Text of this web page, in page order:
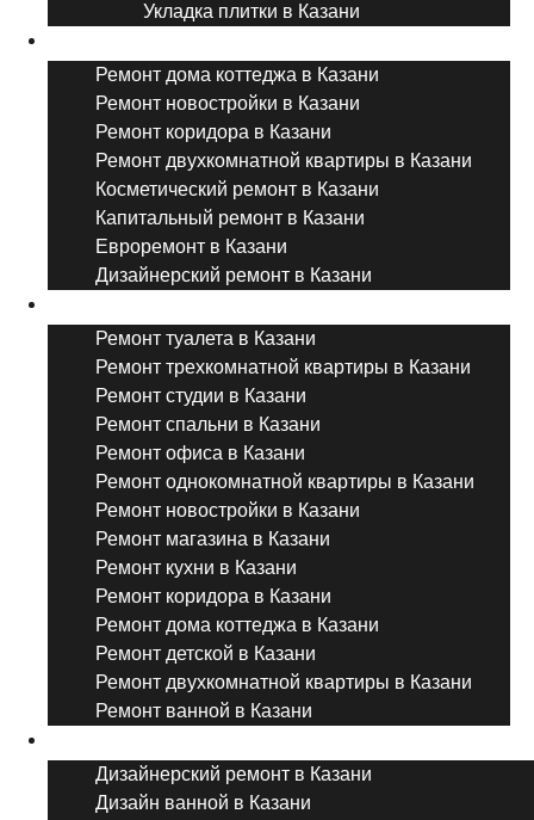
Укладка плитки в Казани
Ремонт дома коттеджа в Казани
Ремонт новостройки в Казани
Ремонт коридора в Казани
Ремонт двухкомнатной квартиры в Казани
Косметический ремонт в Казани
Капитальный ремонт в Казани
Евроремонт в Казани
Дизайнерский ремонт в Казани
Ремонт туалета в Казани
Ремонт трехкомнатной квартиры в Казани
Ремонт студии в Казани
Ремонт спальни в Казани
Ремонт офиса в Казани
Ремонт однокомнатной квартиры в Казани
Ремонт новостройки в Казани
Ремонт магазина в Казани
Ремонт кухни в Казани
Ремонт коридора в Казани
Ремонт дома коттеджа в Казани
Ремонт детской в Казани
Ремонт двухкомнатной квартиры в Казани
Ремонт ванной в Казани
Дизайнерский ремонт в Казани
Дизайн ванной в Казани